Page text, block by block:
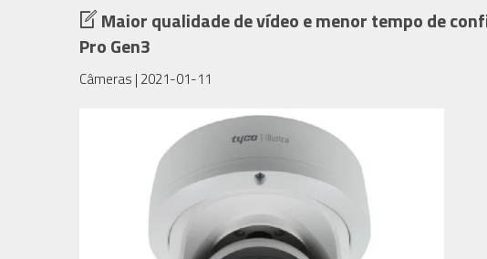
Maior qualidade de vídeo e menor tempo de
Pro Gen3
Câmeras | 2021-01-11